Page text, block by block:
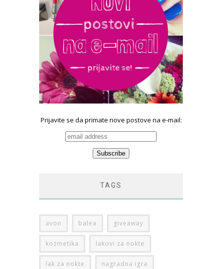
Prijavite se da primate nove postove na e-mail:
TAGS
avon balea giveaway
kozmetika lakovi za nokte
lak za nokte nagradna igra